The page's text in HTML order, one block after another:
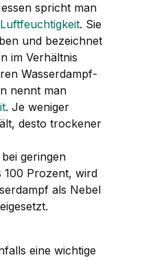
spricht man
Luftfeuchtigkeit. Sie
und bezeichnet
im Verhältnis
Wasserdampf-
nennt man
. Je weniger
desto trockener
bei geringen
100 Prozent, wird
als Nebel
eine wichtige